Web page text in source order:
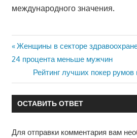
международного значения.
Навигация
записям
Предыдущая
запись:
Женщины в секторе
24 процента меньше мужчин
Следующая
запись:
Рейтинг лучших покер
ОСТАВИТЬ ОТВЕТ
Для отправки комментария вам